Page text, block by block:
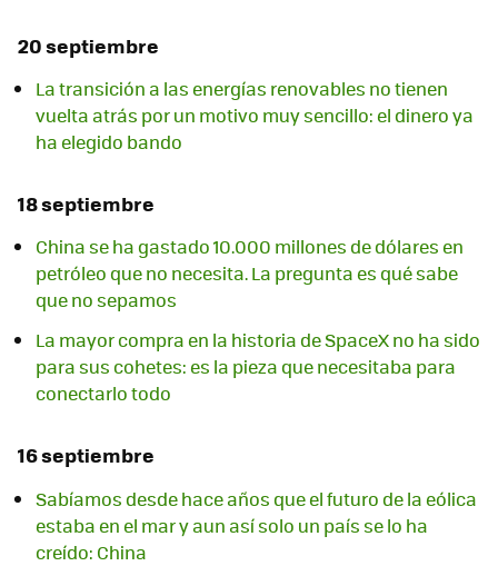
20 septiembre
La transición a las energías renovables no tienen
vuelta atrás por un motivo muy sencillo: el dinero ya
ha elegido bando
18 septiembre
China se ha gastado 10.000 millones de dólares en
petróleo que no necesita. La pregunta es qué sabe
que no sepamos
La mayor compra en la historia de SpaceX no ha sido
para sus cohetes: es la pieza que necesitaba para
conectarlo todo
16 septiembre
Sabíamos desde hace años que el futuro de la eólica
estaba en el mar y aun así solo un país se lo ha
creído: China